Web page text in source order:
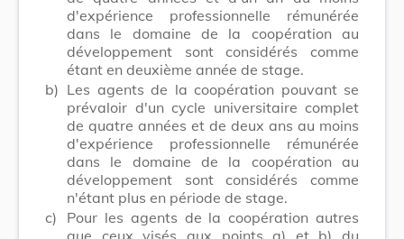
d'expérience professionnelle rémunérée
dans le domaine de la coopération au
développement sont considérés comme
étant en deuxième année de stage.
b) Les agents de la coopération pouvant se
prévaloir d'un cycle universitaire complet
de quatre années et de deux ans au moins
d'expérience professionnelle rémunérée
dans le domaine de la coopération au
développement sont considérés comme
n'étant plus en période de stage.
c)
Pour les agents de la coopération autres
que ceux visés aux points a) et b) du